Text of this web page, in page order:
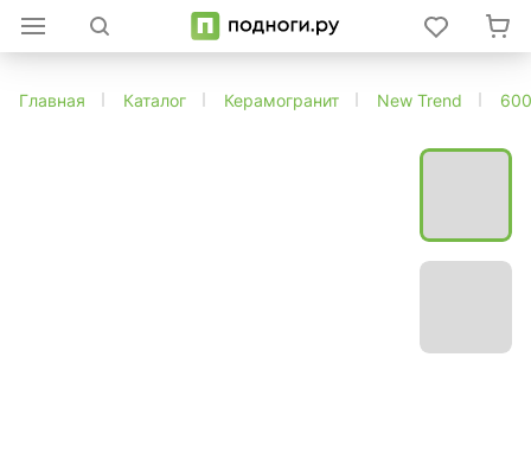
Главная Каталог Керамогранит New Trend